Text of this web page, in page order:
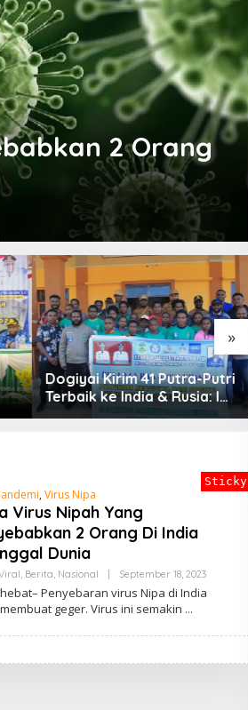
2 Orang
»
Diskusi Dan Presentasi
Bersama Tim IT
, Virus Nipa
Virus Nipah Yang
2 Orang Di India
Dunia
, Berita, Nasional September 18, 2023By
Penyebaran virus Nipa di India
geger. Virus ini semakin
Sticky